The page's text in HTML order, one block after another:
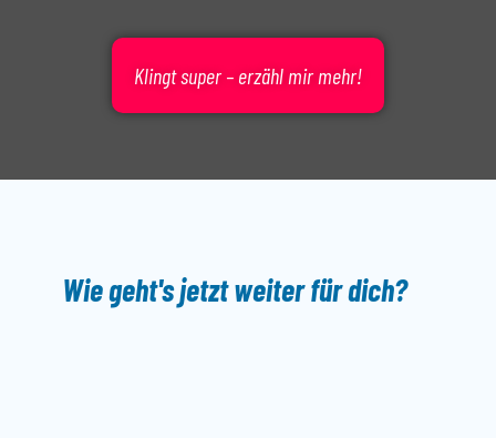
Klingt super – erzähl mir mehr!
Wie geht's jetzt weiter für dich?